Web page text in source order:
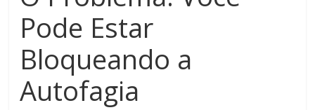
Pode Estar
Bloqueando a
Autofagia